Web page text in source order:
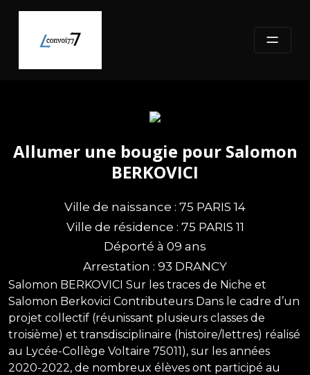
content
Allumer une bougie pour Salomon
BERKOVICI
Ville de naissance : 75 PARIS 14
Ville de résidence : 75 PARIS 11
Déporté à 09 ans
Arrestation : 93 DRANCY
Salomon BERKOVICI Sur les traces de Niche et
Salomon Berkovici Contributeurs Dans le cadre d’un
projet collectif (réunissant plusieurs classes de
troisième) et transdisciplinaire (histoire/lettres) réalisé
au Lycée-Collège Voltaire 75011), sur les années
2020-2022, de nombreux élèves ont participé au